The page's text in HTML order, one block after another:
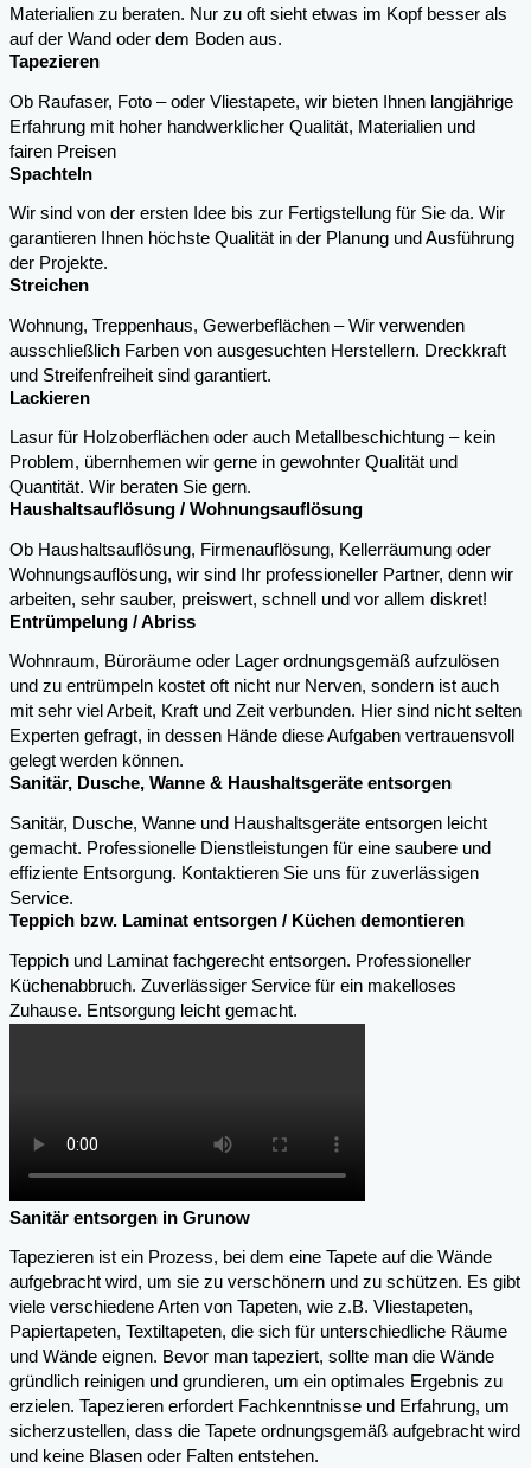
Materialien zu beraten. Nur zu oft sieht etwas im Kopf besser als
auf der Wand oder dem Boden aus.
Tapezieren
Ob Raufaser, Foto – oder Vliestapete, wir bieten Ihnen langjährige
Erfahrung mit hoher handwerklicher Qualität, Materialien und
fairen Preisen
Spachteln
Wir sind von der ersten Idee bis zur Fertigstellung für Sie da. Wir
garantieren Ihnen höchste Qualität in der Planung und Ausführung
der Projekte.
Streichen
Wohnung, Treppenhaus, Gewerbeflächen – Wir verwenden
ausschließlich Farben von ausgesuchten Herstellern. Dreckkraft
und Streifenfreiheit sind garantiert.
Lackieren
Lasur für Holzoberflächen oder auch Metallbeschichtung – kein
Problem, übernhemen wir gerne in gewohnter Qualität und
Quantität. Wir beraten Sie gern.
Haushaltsauflösung / Wohnungsauflösung
Ob Haushaltsauflösung, Firmenauflösung, Kellerräumung oder
Wohnungsauflösung, wir sind Ihr professioneller Partner, denn wir
arbeiten, sehr sauber, preiswert, schnell und vor allem diskret!
Entrümpelung / Abriss
Wohnraum, Büroräume oder Lager ordnungsgemäß aufzulösen
und zu entrümpeln kostet oft nicht nur Nerven, sondern ist auch
mit sehr viel Arbeit, Kraft und Zeit verbunden. Hier sind nicht selten
Experten gefragt, in dessen Hände diese Aufgaben vertrauensvoll
gelegt werden können.
Sanitär, Dusche, Wanne & Haushaltsgeräte entsorgen
Sanitär, Dusche, Wanne und Haushaltsgeräte entsorgen leicht
gemacht. Professionelle Dienstleistungen für eine saubere und
effiziente Entsorgung. Kontaktieren Sie uns für zuverlässigen
Service.
Teppich bzw. Laminat entsorgen / Küchen demontieren
Teppich und Laminat fachgerecht entsorgen. Professioneller
Küchenabbruch. Zuverlässiger Service für ein makelloses
Zuhause. Entsorgung leicht gemacht.
Sanitär entsorgen in Grunow
Tapezieren ist ein Prozess, bei dem eine Tapete auf die Wände
aufgebracht wird, um sie zu verschönern und zu schützen. Es gibt
viele verschiedene Arten von Tapeten, wie z.B. Vliestapeten,
Papiertapeten, Textiltapeten, die sich für unterschiedliche Räume
und Wände eignen. Bevor man tapeziert, sollte man die Wände
gründlich reinigen und grundieren, um ein optimales Ergebnis zu
erzielen. Tapezieren erfordert Fachkenntnisse und Erfahrung, um
sicherzustellen, dass die Tapete ordnungsgemäß aufgebracht wird
und keine Blasen oder Falten entstehen.